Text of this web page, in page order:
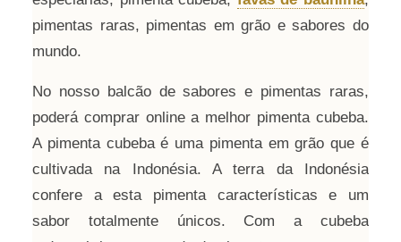
pimentas raras, pimentas em grão e sabores do
mundo.
No nosso balcão de sabores e pimentas raras,
poderá comprar online a melhor pimenta cubeba.
A pimenta cubeba é uma pimenta em grão que é
cultivada na Indonésia. A terra da Indonésia
confere a esta pimenta características e um
sabor totalmente únicos. Com a cubeba